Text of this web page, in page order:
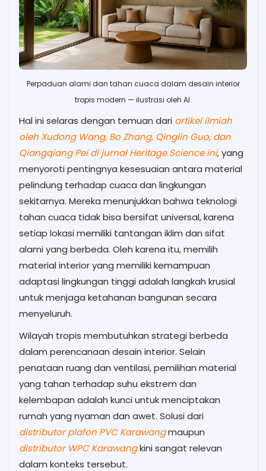
Perpaduan alami dan tahan cuaca dalam desain interior
tropis modern — ilustrasi oleh AI.
Hal ini selaras dengan temuan dari artikel ilmiah
oleh Xudong Wang, Bo Zhang, Qinglin Guo, dan
Qiangqiang Pei di jurnal Heritage Science ini, yang
menyoroti pentingnya kesesuaian antara material
pelindung terhadap cuaca dan lingkungan
sekitarnya. Mereka menunjukkan bahwa teknologi
tahan cuaca tidak bisa bersifat universal, karena
setiap lokasi memiliki tantangan iklim dan sifat
alami yang berbeda. Oleh karena itu, memilih
material interior yang memiliki kemampuan
adaptasi lingkungan tinggi adalah langkah krusial
untuk menjaga ketahanan bangunan secara
menyeluruh.
Wilayah tropis membutuhkan strategi berbeda
dalam perencanaan desain interior. Selain
penataan ruang dan ventilasi, pemilihan material
yang tahan terhadap suhu ekstrem dan
kelembapan adalah kunci untuk menciptakan
rumah yang nyaman dan awet. Solusi dari
distributor plafon PVC Karawangmaupun
distributor WPC Karawangkini sangat relevan
dalam konteks tersebut.